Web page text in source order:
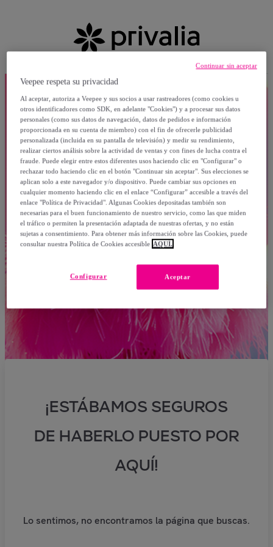
¡ESTÁBAMOS SEGUROS
DE HABERLO PUESTO POR
AQUÍ!
Lo sentimos, no encontramos la página que buscas.
Veepee respeta su privacidad
Al aceptar, autoriza a Veepee y sus socios a usar rastreadores (como cookies u
otros identificadores como SDK, en adelante "Cookies") y a procesar sus datos
personales (como sus datos de navegación, datos de pedidos e información
proporcionada en su cuenta de miembro) con el fin de ofrecerle publicidad
personalizada (incluida en su pantalla de televisión) y medir su rendimiento,
realizar ciertos análisis sobre la actividad de ventas y con fines de lucha contra el
fraude. Puede elegir entre estos diferentes usos haciendo clic en "Configurar" o
rechazar todo haciendo clic en el botón "Continuar sin aceptar". Sus elecciones se
aplican solo a este navegador y/o dispositivo. Puede cambiar sus opciones en
cualquier momento haciendo clic en el enlace “Configurar” accesible a través del
enlace "Política de Privacidad". Algunas Cookies depositadas también son
necesarias para el buen funcionamiento de nuestro servicio, como las que miden
el tráfico o permiten la presentación adaptada de nuestras ofertas, y no están
sujetas a consentimiento. Para obtener más información sobre las Cookies, puede
consultar nuestra Política de Cookies accesible AQUÍ.
Aceptar
Configurar
Continuar sin aceptar